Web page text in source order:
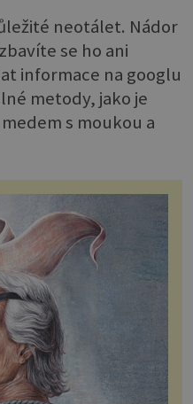
neotálet. Nádor
se ho ani
informace na googlu
metody, jako je
s moukou a